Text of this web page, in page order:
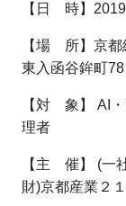
【日 時】
【場 所】京都
東入函谷鉾町
【対 象】 AI
理者
【主 催】 (一
財)京都産業２１